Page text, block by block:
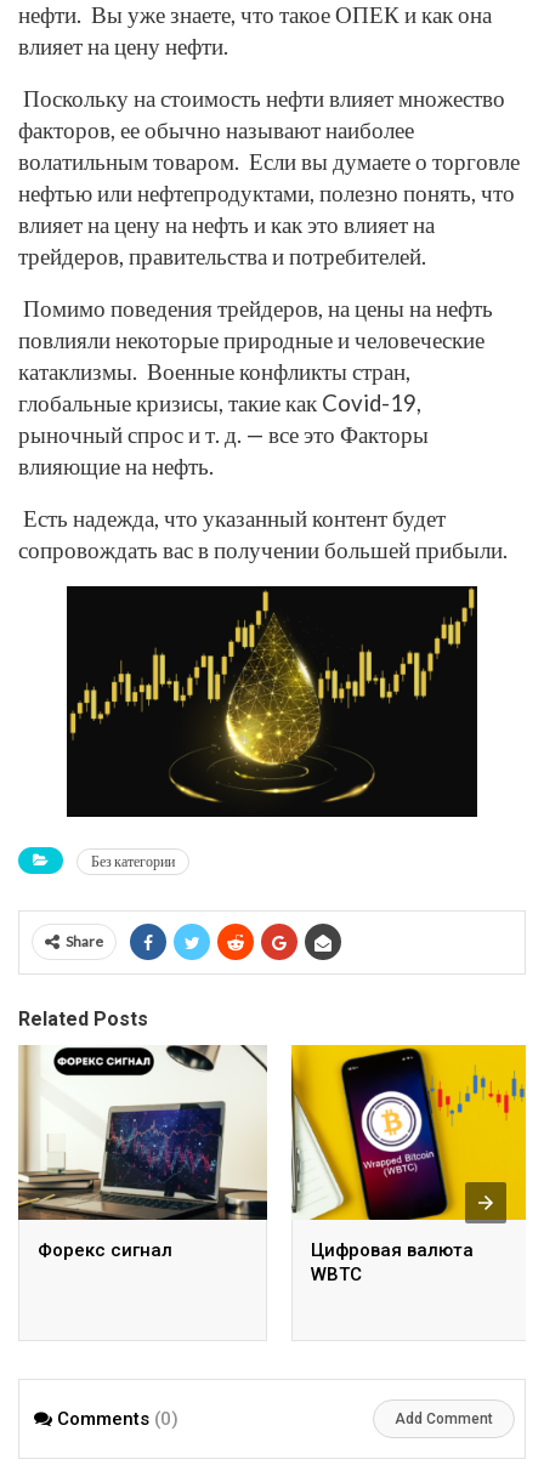
нефти. Вы уже знаете, что такое ОПЕК и как она
влияет на цену нефти.
Поскольку на стоимость нефти влияет множество
факторов, ее обычно называют наиболее
волатильным товаром. Если вы думаете о торговле
нефтью или нефтепродуктами, полезно понять, что
влияет на цену на нефть и как это влияет на
трейдеров, правительства и потребителей.
Помимо поведения трейдеров, на цены на нефть
повлияли некоторые природные и человеческие
катаклизмы. Военные конфликты стран,
глобальные кризисы, такие как Covid-19,
рыночный спрос и т. д. — все это Факторы
влияющие на нефть.
Есть надежда, что указанный контент будет
сопровождать вас в получении большей прибыли.
Без категории
Share
Related Posts
Форекс сигнал
Цифровая валюта
WBTC
Comments (0) Add Comment